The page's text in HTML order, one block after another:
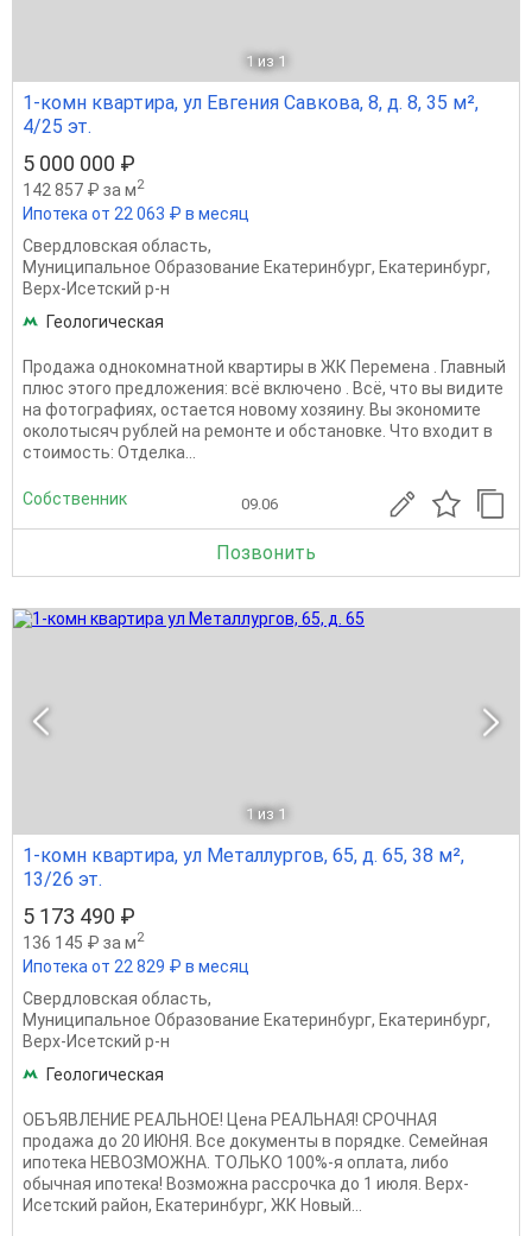
1 из 1
1-комн квартира, ул Евгения Савкова, 8, д. 8, 35 м²,
4/25 эт.
5 000 000 ₽
142 857 ₽ за м2
Ипотека от 22 063 ₽ в месяц
Свердловская область,
Муниципальное Образование Екатеринбург, Екатеринбург,
Верх-Исетский р-н
Геологическая
Продажа однокомнатной квартиры в ЖК Перемена . Главный
плюс этого предложения: всё включено . Всё, что вы видите
на фотографиях, остается новому хозяину. Вы экономите
околотысяч рублей на ремонте и обстановке. Что входит в
стоимость: Отделка...
Собственник 09.06
Позвонить
1 из 1
1-комн квартира, ул Металлургов, 65, д. 65, 38 м²,
13/26 эт.
5 173 490 ₽
136 145 ₽ за м2
Ипотека от 22 829 ₽ в месяц
Свердловская область,
Муниципальное Образование Екатеринбург, Екатеринбург,
Верх-Исетский р-н
Геологическая
ОБЪЯВЛЕНИЕ РЕАЛЬНОЕ! Цена РЕАЛЬНАЯ! СРОЧНАЯ
продажа до 20 ИЮНЯ. Все документы в порядке. Семейная
ипотека НЕВОЗМОЖНА. ТОЛЬКО 100%-я оплата, либо
обычная ипотека! Возможна рассрочка до 1 июля. Верх-
Исетский район, Екатеринбург, ЖК Новый...